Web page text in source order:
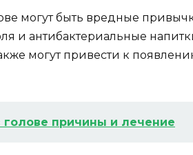
могут быть вредные
и антибактериальные
могут привести к
причины и лечение